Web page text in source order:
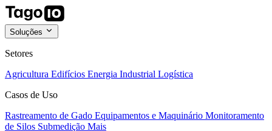
Soluções
Setores
Agricultura Edifícios Energia Industrial Logística
Casos de Uso
Rastreamento de Gado Equipamentos e Maquinário Monitoramento
de Silos Submedição Mais